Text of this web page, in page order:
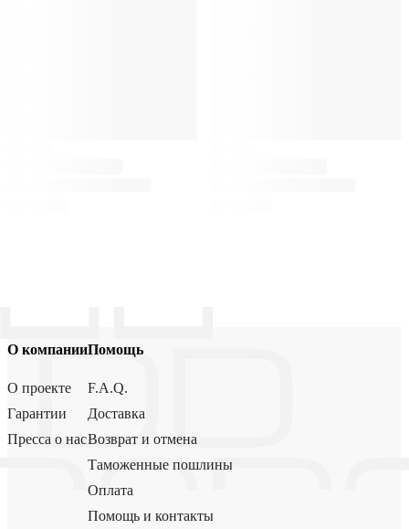
О компании
О проекте
Гарантии
Пресса о нас
Помощь
F.A.Q.
Доставка
Возврат и отмена
Таможенные пошлины
Оплата
Помощь и контакты